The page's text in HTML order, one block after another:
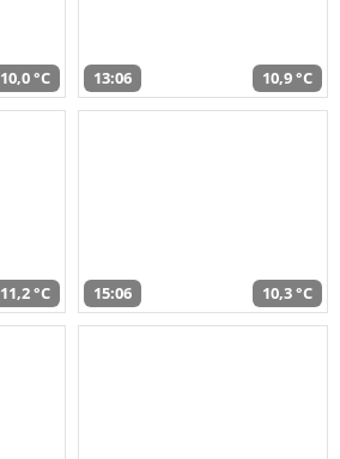
10,0 °C 13:06 10,9 °C
11,2 °C 15:06 10,3 °C